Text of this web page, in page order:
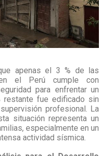
apenas el 3 % de las
en el Perú cumple con
para enfrentar un
fue edificado sin
profesional. La
situación representa un
especialmente en un
actividad sísmica.